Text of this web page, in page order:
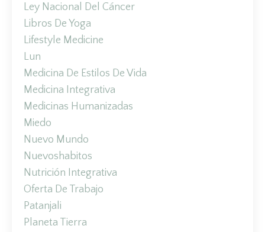
Ley Nacional Del Cáncer
Libros De Yoga
Lifestyle Medicine
Lun
Medicina De Estilos De Vida
Medicina Integrativa
Medicinas Humanizadas
Miedo
Nuevo Mundo
Nuevoshabitos
Nutrición Integrativa
Oferta De Trabajo
Patanjali
Planeta Tierra